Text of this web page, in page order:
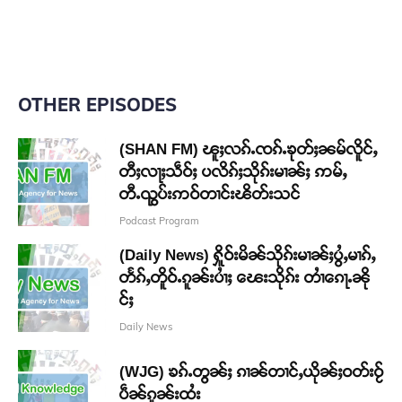
OTHER EPISODES
(SHAN FM) ၽူႈလၵ်ႉၸၵ်ႉၶုတ်ႈၼမ်လိူင်ႇ
တီႈလႃႈသဵဝ်ႈ ပလိၵ်ႈသိုၵ်းမၢၼ်ႈ ဢမ်ႇ
တီႉၺွပ်းဢဝ်တၢင်းၽိတ်းသင်
Podcast Program
(Daily News) ႁိူဝ်းမိၼ်သိုၵ်းမၢၼ်ႈပွႆႇမၢၵ်ႇ
တႅၵ်ႇတိူဝ်ႉၵူၼ်းပၢႆႈ ၽေးသိုၵ်း တၢႆၵေႃႉၼို
င်ႈ
Daily News
(WJG) ၶၵ်ႉတွၼ်ႈ ၵၢၼ်တၢင်ႇယိုၼ်ႈဝတ်းဝႂ်
ပဵၼ်ၵူၼ်းထႆး